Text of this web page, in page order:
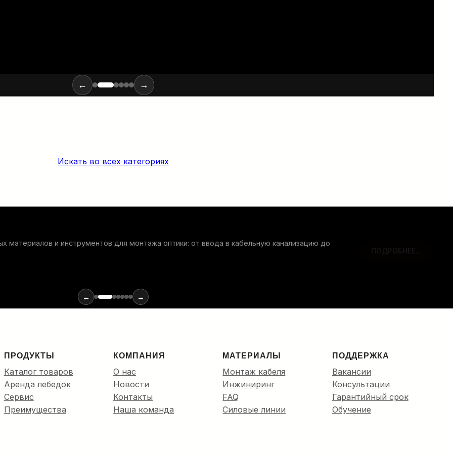
← →
Искать во всех категориях
материалов и инструментов для монтажа оптики: от ввода в кабельную канализацию до
← →
ПРОДУКТЫ
Каталог товаров
Аренда лебедок
Сервис
Преимущества
КОМПАНИЯ
О нас
Новости
Контакты
Наша команда
МАТЕРИАЛЫ
Монтаж кабеля
Инжиниринг
FAQ
Силовые линии
ПОДДЕРЖКА
Вакансии
Консультации
Гарантийный срок
Обучение